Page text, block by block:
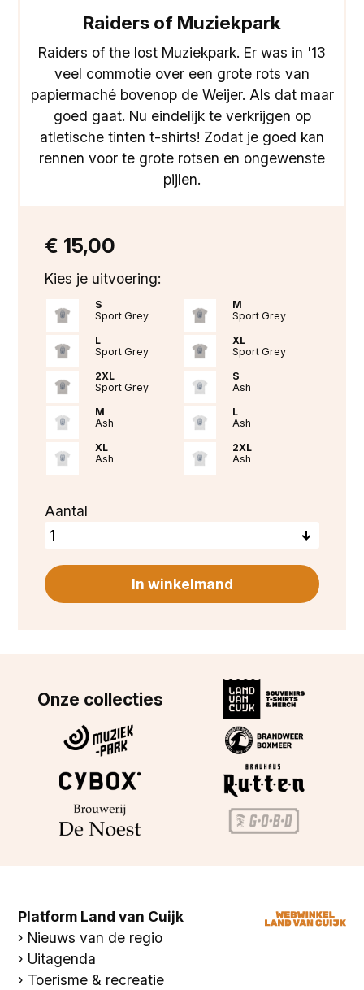
Raiders of Muziekpark
Raiders of the lost Muziekpark. Er was in '13
veel commotie over een grote rots van
papiermaché bovenop de Weijer. Als dat maar
goed gaat. Nu eindelijk te verkrijgen op
atletische tinten t-shirts! Zodat je goed kan
rennen voor te grote rotsen en ongewenste
pijlen.
€ 15,00
Kies je uitvoering:
S
Sport Grey
M
Sport Grey
L
Sport Grey
XL
Sport Grey
2XL
Sport Grey
S
Ash
M
Ash
L
Ash
XL
Ash
2XL
Ash
Aantal
Onze collecties
Platform Land van Cuijk
Nieuws van de regio
Uitagenda
Toerisme & recreatie